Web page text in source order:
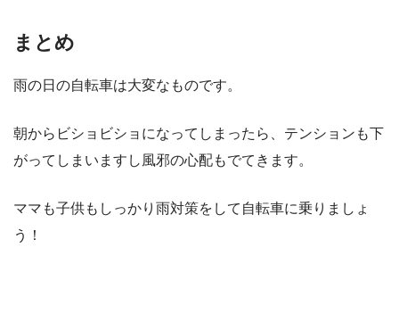
まとめ
雨の日の自転車は大変なものです。
朝からビショビショになってしまったら、テンションも下
がってしまいますし風邪の心配もでてきます。
ママも子供もしっかり雨対策をして自転車に乗りましょ
う！